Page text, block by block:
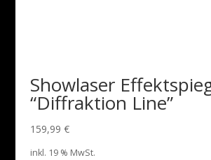
Showlaser
“Diffraktion Line”
159,99 €
inkl. 19 % MwSt.